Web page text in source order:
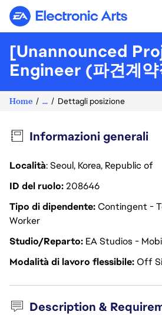
Electronic Arts
[Unannounced
Engineer (파견계
Home ... Dettagli posizione
Informazioni generali
Località: Seoul, Korea, Republic of
ID del ruolo208646
Tipo di dipendenteContingent -
Worker
Studio/Reparto EA Studios -
Modalità di lavoro flessibileOff
Description &